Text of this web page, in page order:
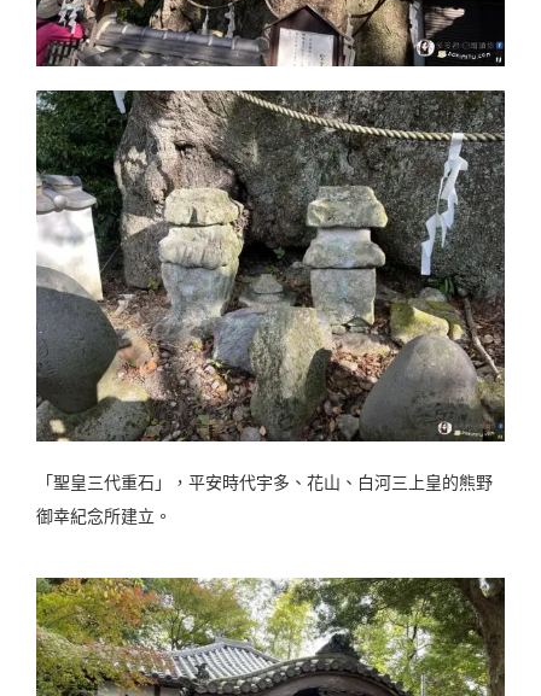
「聖皇三代重石」，平安時代宇多、花山、白河三上皇的熊野
御幸紀念所建立。